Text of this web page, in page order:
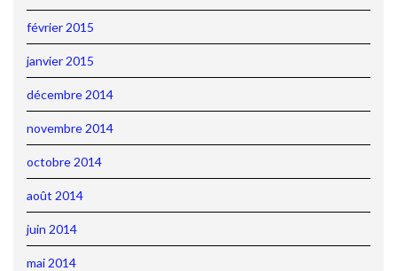
février 2015
janvier 2015
décembre 2014
novembre 2014
octobre 2014
août 2014
juin 2014
mai 2014